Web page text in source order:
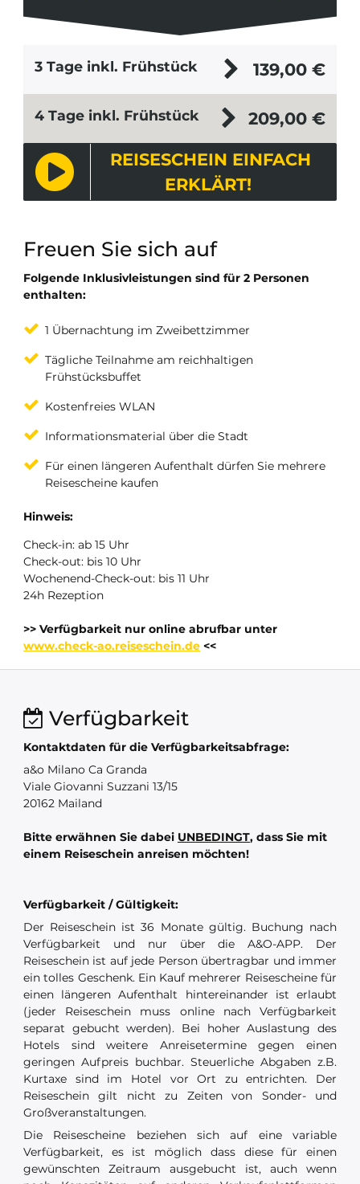
Freuen Sie sich auf
Folgende Inklusivleistungen sind für 2 Personen
enthalten:
1 Übernachtung im Zweibettzimmer
Tägliche Teilnahme am reichhaltigen
Frühstücksbuffet
Kostenfreies WLAN
Informationsmaterial über die Stadt
Für einen längeren Aufenthalt dürfen Sie mehrere
Reisescheine kaufen
Hinweis:
Check-in: ab 15 Uhr
Check-out: bis 10 Uhr
Wochenend-Check-out: bis 11 Uhr
24h Rezeption
>> Verfügbarkeit nur online abrufbar unter
www.check-ao.reiseschein.de <<
3 Tage inkl. Frühstück 139,00 €
4 Tage inkl. Frühstück 209,00 €
REISESCHEIN EINFACH
ERKLÄRT!
Verfügbarkeit
Kontaktdaten für die Verfügbarkeitsabfrage:
a&o Milano Ca Granda
Viale Giovanni Suzzani 13/15
20162 Mailand
Bitte erwähnen Sie dabei UNBEDINGT, dass Sie mit
einem Reiseschein anreisen möchten!
Verfügbarkeit / Gültigkeit:
Der Reiseschein ist 36 Monate gültig. Buchung nach
Verfügbarkeit und nur über die A&O-APP. Der
Reiseschein ist auf jede Person übertragbar und immer
ein tolles Geschenk. Ein Kauf mehrerer Reisescheine für
einen längeren Aufenthalt hintereinander ist erlaubt
(jeder Reiseschein muss online nach Verfügbarkeit
separat gebucht werden). Bei hoher Auslastung des
Hotels sind weitere Anreisetermine gegen einen
geringen Aufpreis buchbar. Steuerliche Abgaben z.B.
Kurtaxe sind im Hotel vor Ort zu entrichten. Der
Reiseschein gilt nicht zu Zeiten von Sonder- und
Großveranstaltungen.
Die Reisescheine beziehen sich auf eine variable
Verfügbarkeit, es ist möglich dass diese für einen
gewünschten Zeitraum ausgebucht ist, auch wenn